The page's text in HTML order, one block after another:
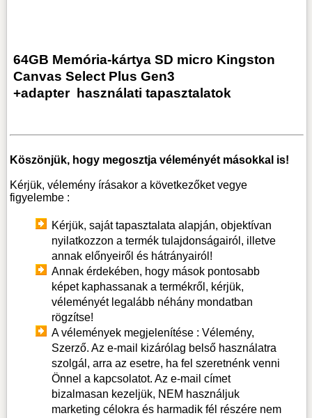
64GB Memória-kártya SD micro Kingston
Canvas Select Plus Gen3
+adapterhasználati tapasztalatok
Köszönjük, hogy megosztja véleményét másokkal is!
Kérjük, vélemény írásakor a következőket vegye
figyelembe :
Kérjük, saját tapasztalata alapján, objektívan
nyilatkozzon a termék tulajdonságairól, illetve
annak előnyeiről és hátrányairól!
Annak érdekében, hogy mások pontosabb
képet kaphassanak a termékről, kérjük,
véleményét legalább néhány mondatban
rögzítse!
A vélemények megjelenítése : Vélemény,
Szerző. Az e-mail kizárólag belső használatra
szolgál, arra az esetre, ha fel szeretnénk venni
Önnel a kapcsolatot. Az e-mail címet
bizalmasan kezeljük, NEM használjuk
marketing célokra és harmadik fél részére nem